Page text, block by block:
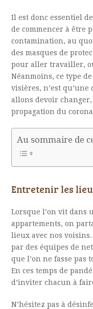
Il est donc essentiel
de commencer à être
contamination, au
des masques de
pour aller travailler,
Néanmoins, ce type
visières, n’est qu’une
allons devoir
propagation du
Au sommaire de
Entretenir les
Lorsque l’on vit dans
appartements, on
lieux avec nos
par des équipes de
que l’on ne fasse
En ces temps de
d’inviter chacun à
N’hésitez pas à